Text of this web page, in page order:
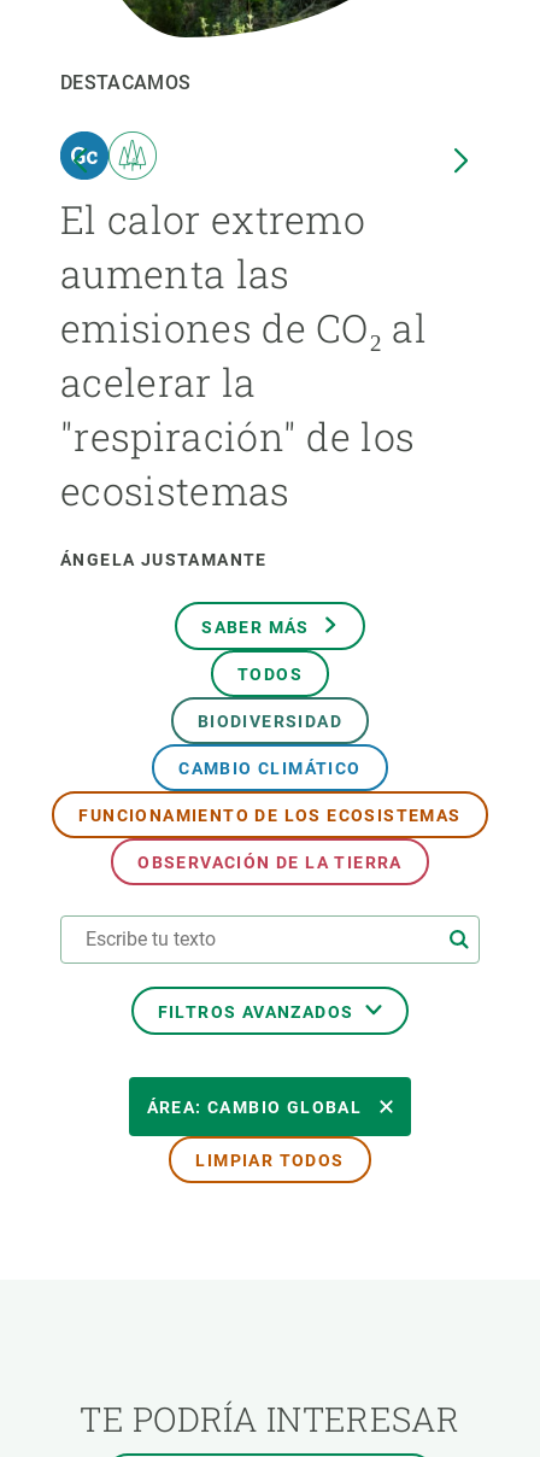
DESTACAMOS
El calor extremo
aumenta las
emisiones de CO₂ al
acelerar la
"respiración" de los
ecosistemas
ÁNGELA JUSTAMANTE
SABER MÁS
TODOS
BIODIVERSIDAD
CAMBIO CLIMÁTICO
FUNCIONAMIENTO DE LOS ECOSISTEMAS
OBSERVACIÓN DE LA TIERRA
FILTROS AVANZADOS
TEMAS TRANSVERSALES
ÁREA: CAMBIO GLOBAL
LIMPIAR TODOS
TE PODRÍA INTERESAR